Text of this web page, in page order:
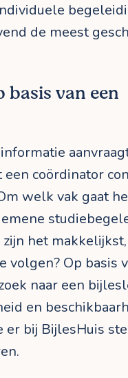
de meest
basis van een
coördinator
welk vak gaat
het
volgen? Op basis
naar een
en
er bij BijlesHuis